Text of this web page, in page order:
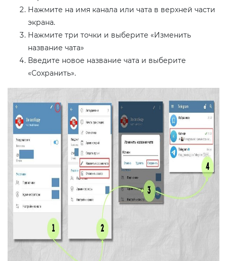
Нажмите на имя канала или чата в верхней части
экрана.
Нажмите три точки и выберите «Изменить
название чата»
Введите новое название чата и выберите
«Сохранить».